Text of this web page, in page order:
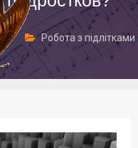
Робота з підлітками